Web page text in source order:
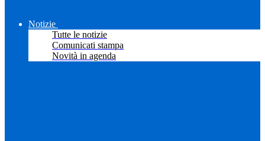
Notizie
Tutte le notizie
Comunicati stampa
Novità in agenda